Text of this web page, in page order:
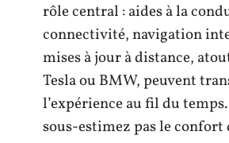
rôle central : aides à la
connectivité, navigation
mises à jour à distance,
Tesla ou BMW, peuvent
l’expérience au fil du
sous-estimez pas le confort